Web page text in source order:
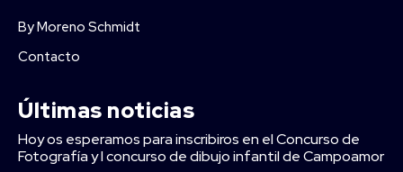
By Moreno Schmidt
Contacto
Últimas noticias
Hoy os esperamos para inscribiros en el Concurso de
Fotografía y I concurso de dibujo infantil de Campoamor